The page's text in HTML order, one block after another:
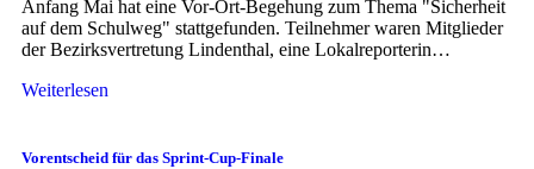
Anfang Mai hat eine Vor-Ort-Begehung zum Thema "Sicherheit
auf dem Schulweg" stattgefunden. Teilnehmer waren Mitglieder
der Bezirksvertretung Lindenthal, eine Lokalreporterin…
Weiterlesen
Vorentscheid für das Sprint-Cup-Finale